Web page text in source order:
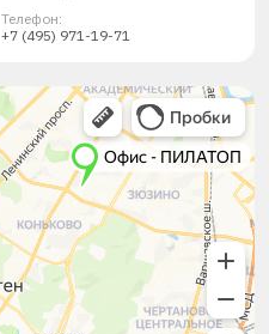
Телефон:
+7 (495) 971-19-71